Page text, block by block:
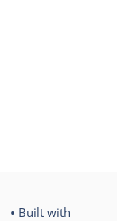
• Built with